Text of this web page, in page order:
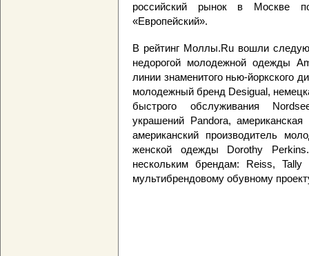
российский рынок в Москве
«Европейский».
В рейтинг Моллы.Ru вошли
недорогой молодежной одежды
линии знаменитого нью-йоркского
молодежный бренд Desigual,
быстрого обслуживания
украшений Pandora,
американский производитель
женской одежды Dorothy
нескольким брендам: Reiss,
мультибрендовому обувному